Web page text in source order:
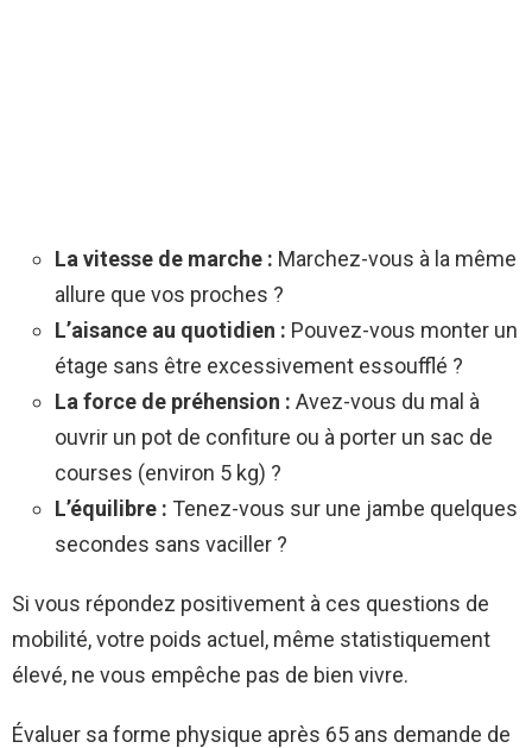
La vitesse de marche : Marchez-vous à la même
allure que vos proches ?
L’aisance au quotidien : Pouvez-vous monter un
étage sans être excessivement essoufflé ?
La force de préhension : Avez-vous du mal à
ouvrir un pot de confiture ou à porter un sac de
courses (environ 5 kg) ?
L’équilibre : Tenez-vous sur une jambe quelques
secondes sans vaciller ?
Si vous répondez positivement à ces questions de
mobilité, votre poids actuel, même statistiquement
élevé, ne vous empêche pas de bien vivre.
Évaluer sa forme physique après 65 ans demande de